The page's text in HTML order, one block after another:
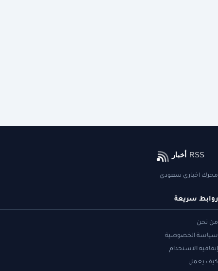
محرك اخباري سعودي
روابط سريعة
من نحن
سياسة الخصوصية
إتفاقية الاستخدام
كيف يعمل